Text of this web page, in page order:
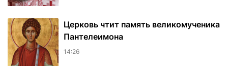
Церковь чтит память великомученика
Пантелеимона
14:26